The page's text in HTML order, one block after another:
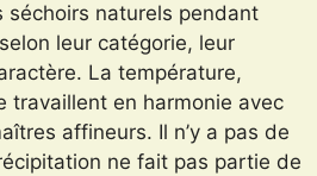
naturels pendant
leur catégorie, leur
La température,
travaillent en harmonie avec
affineurs. Il n’y a pas de
ne fait pas partie de